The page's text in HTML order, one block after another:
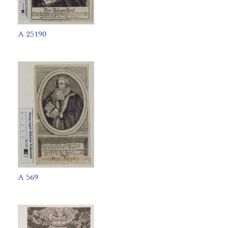
A 25190
A 569